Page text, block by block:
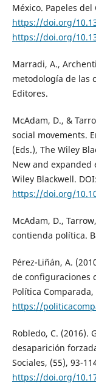
México. Papeles del
https://doi.org/
https://doi.org/
Marradi, A.,
metodología de las
Editores.
McAdam, D., &
social movements.
(Eds.), The Wiley
New and expanded
Wiley Blackwell. DOI:
https://doi.org/
McAdam, D.,
contienda política.
Pérez-Liñán, A.
de configuraciones
Política Comparada,
https://
Robledo, C. (2016).
desaparición
Sociales, (55), 93-
https://doi.org/